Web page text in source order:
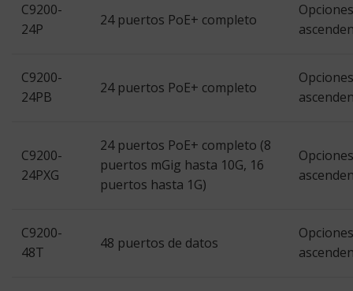
C9200-
24P
24 puertos PoE+ completo
C9200-
24PB
24 puertos PoE+ completo
C9200-
24PXG
24 puertos PoE+ completo (8
puertos mGig hasta 10G, 16
puertos hasta 1G)
C9200-
48T
48 puertos de datos